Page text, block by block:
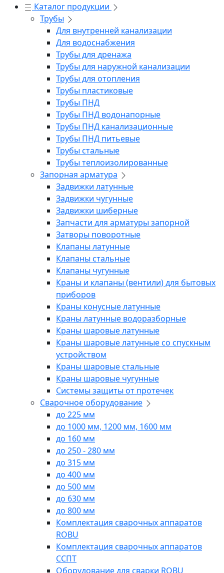
Каталог продукции
Трубы
Для внутренней канализации
Для водоснабжения
Трубы для дренажа
Трубы для наружной канализации
Трубы для отопления
Трубы пластиковые
Трубы ПНД
Трубы ПНД водонапорные
Трубы ПНД канализационные
Трубы ПНД питьевые
Трубы стальные
Трубы теплоизолированные
Запорная арматура
Задвижки латунные
Задвижки чугунные
Задвижки шиберные
Запчасти для арматуры запорной
Затворы поворотные
Клапаны латунные
Клапаны стальные
Клапаны чугунные
Краны и клапаны (вентили) для бытовых
приборов
Краны конусные латунные
Краны латунные водоразборные
Краны шаровые латунные
Краны шаровые латунные со спускным
устройством
Краны шаровые стальные
Краны шаровые чугунные
Системы защиты от протечек
Сварочное оборудование
до 225 мм
до 1000 мм, 1200 мм, 1600 мм
до 160 мм
до 250 - 280 мм
до 315 мм
до 400 мм
до 500 мм
до 630 мм
до 800 мм
Комплектация сварочных аппаратов
ROBU
Комплектация сварочных аппаратов
ССПТ
Оборудование для сварки ROBU